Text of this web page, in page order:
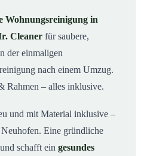
Wohnungsreinigung
Ihre Wohnung in
Wohnungsreinigung in
Cleaner für saubere,
der einmaligen
nach einem Umzug.
Rahmen – alles inklusive.
und mit Material inklusive –
Eine gründliche
schafft ein gesundes